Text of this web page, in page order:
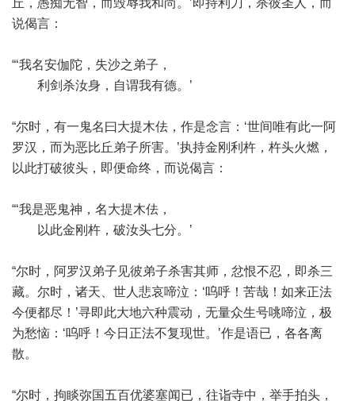
丘，愚痴无智，而毁辱我和尚。’即持利刀，杀彼圣人，而
说偈言：
“‘我名安伽陀，失沙之弟子，
利剑杀汝身，自谓我有德。’
“尔时，有一鬼名曰大提木佉，作是念言：‘世间唯有此一阿
罗汉，而为恶比丘弟子所害。’执持金刚利杵，杵头火燃，
以此打破彼头，即便命终，而说偈言：
“‘我是恶鬼神，名大提木佉，
以此金刚杵，破汝头七分。’
“尔时，阿罗汉弟子见彼弟子杀害其师，忿恨不忍，即杀三
藏。尔时，诸天、世人悲哀啼泣：‘呜呼！苦哉！如来正法
今便都尽！’寻即此大地六种震动，无量众生号咷啼泣，极
为愁恼：‘呜呼！今日正法不复现世。’作是语已，各各离
散。
“尔时，拘睒弥国五百优婆塞闻已，往诣寺中，举手拍头，